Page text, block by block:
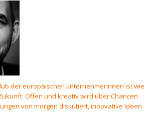
der europäischer Unternehmerinnen ist wie
Offen und kreativ wird über Chancen
von morgen diskutiert, innovative Ideen